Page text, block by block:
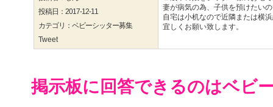
投稿日：2017-12-11
カテゴリ：ベビーシッター募集
Tweet
妻が病気の為、子供を預けたい
自宅は小机なので近隣または横
宜しくお願い致します。
掲示板に回答できるのはベビ